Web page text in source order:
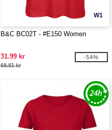
W1
B&C BC02T - #E150 Women
31.99 kr
69.81 kr
-54%